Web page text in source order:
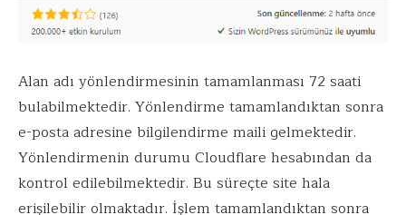
Alan adı yönlendirmesinin tamamlanması 72 saati
bulabilmektedir. Yönlendirme tamamlandıktan sonra
e-posta adresine bilgilendirme maili gelmektedir.
Yönlendirmenin durumu Cloudflare hesabından da
kontrol edilebilmektedir. Bu süreçte site hala
erişilebilir olmaktadır. İşlem tamamlandıktan sonra